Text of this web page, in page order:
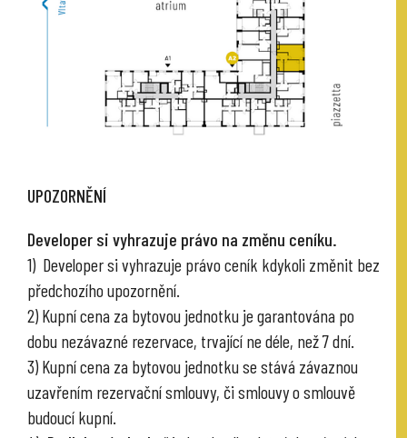
UPOZORNĚNÍ
Developer si vyhrazuje právo na změnu ceníku.
1) Developer si vyhrazuje právo ceník kdykoli změnit bez
předchozího upozornění.
2) Kupní cena za bytovou jednotku je garantována po
dobu nezávazné rezervace, trvající ne déle, než 7 dní.
3) Kupní cena za bytovou jednotku se stává závaznou
uzavřením rezervační smlouvy, či smlouvy o smlouvě
budoucí kupní.